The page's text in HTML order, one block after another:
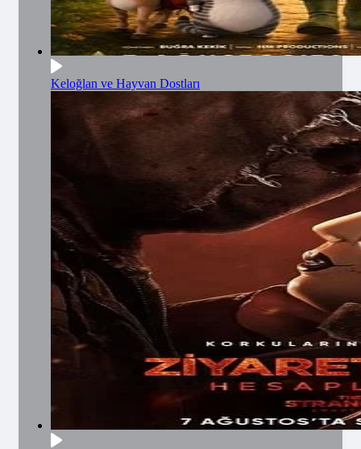
Keloğlan ve Hayvan Dostları